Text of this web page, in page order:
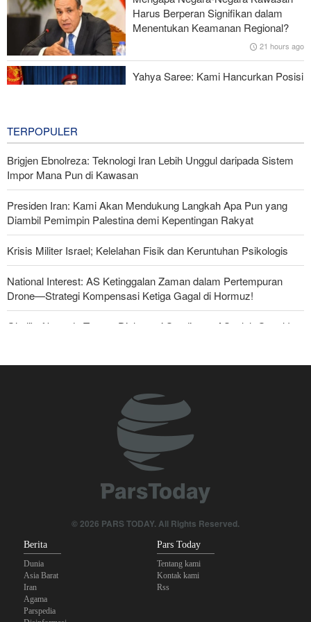
Gagal dalam Perang dengan Iran, Dua Pejabat Senior Mossad
Dipecat
Harus Berperan Signifikan dalam
Menentukan Keamanan Regional?
21 hours ago
Yahya Saree: Kami Hancurkan Posisi
TERPOPULER
Brigjen Ebnolreza: Teknologi Iran Lebih Unggul daripada Sistem
Impor Mana Pun di Kawasan
Presiden Iran: Kami Akan Mendukung Langkah Apa Pun yang
Diambil Pemimpin Palestina demi Kepentingan Rakyat
Krisis Militer Israel; Kelelahan Fisik dan Keruntuhan Psikologis
National Interest: AS Ketinggalan Zaman dalam Pertempuran
Drone—Strategi Kompensasi Ketiga Gagal di Hormuz!
Ghalibaf kepada Trump: Diplomasi Sandiwara AS telah Gagal !
The Economist: Kesepakatan dengan Iran Opsi Realistis Akhiri
Yahya Saree: Kami Hancurkan Posisi Pasukan Bayaran Saudi
dengan Rudal Balistik dan Drone
Brigjen Akrami Nia: Artesh dalam Kondisi Siaga Penuh
Anggota Kongres AS Khawatirkan Dampak Menipisnya Rudal
Amerika Hadapi Iran
© 2026 PARS TODAY. All Rights Reserved.
Berita
Dunia
Asia Barat
Iran
Agama
Parspedia
Pars Today
Tentang kami
Kontak kami
Rss